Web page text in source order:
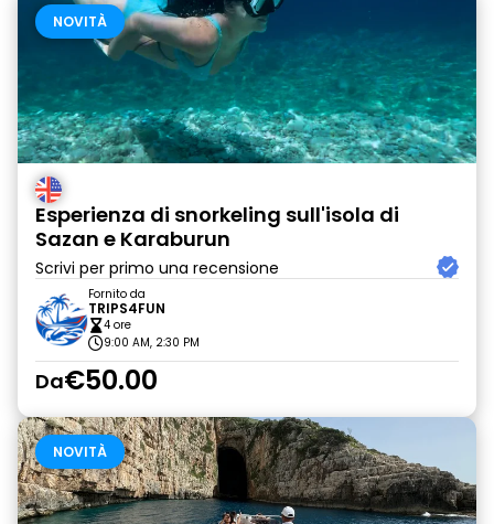
NOVITÀ
Esperienza di snorkeling sull'isola di
Sazan e Karaburun
Scrivi per primo una recensione
Fornito da
TRIPS4FUN
4 ore
9:00 AM, 2:30 PM
Da€50.00
NOVITÀ